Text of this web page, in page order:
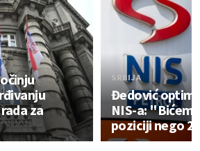
za
SRBIJA
Đedović
NIS-a:
poziciji nego